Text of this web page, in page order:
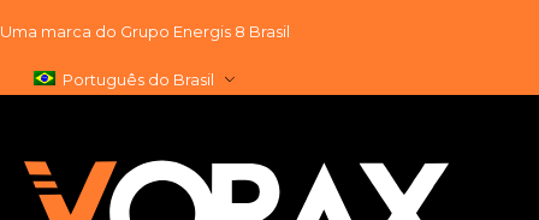
para
Uma marca do Grupo Energis 8 Brasil
Português do Brasil